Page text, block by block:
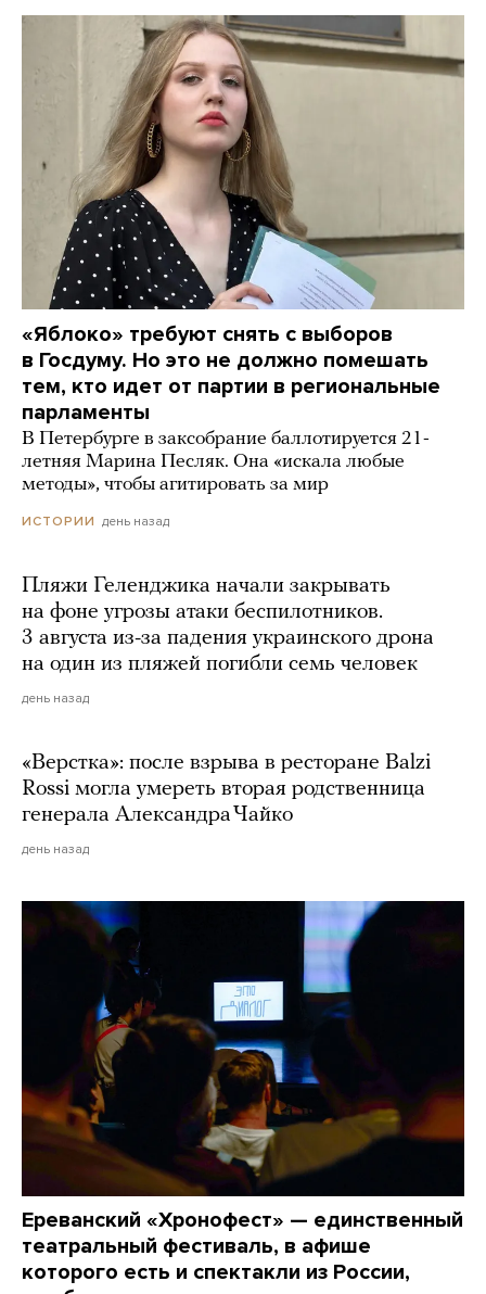
«Яблоко» требуют снять с выборов
в Госдуму. Но это не должно помешать
тем, кто идет от партии в региональные
парламенты
В Петербурге в заксобрание баллотируется 21-
летняя Марина Песляк. Она «искала любые
методы», чтобы агитировать за мир
ИСТОРИИ день назад
Пляжи Геленджика начали закрывать
на фоне угрозы атаки беспилотников.
3 августа из-за падения украинского дрона
на один из пляжей погибли семь человек
день назад
«Верстка»: после взрыва в ресторане Balzi
Rossi могла умереть вторая родственница
генерала Александра Чайко
день назад
Ереванский «Хронофест» — единственный
театральный фестиваль, в афише
которого есть и спектакли из России,